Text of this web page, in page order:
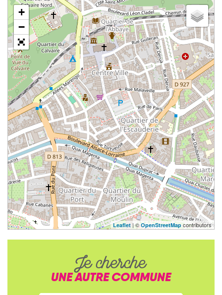
+
−
Leaflet| ©OpenStreetMap contributors
Je cherche
UNE AUTRE COMMUNE